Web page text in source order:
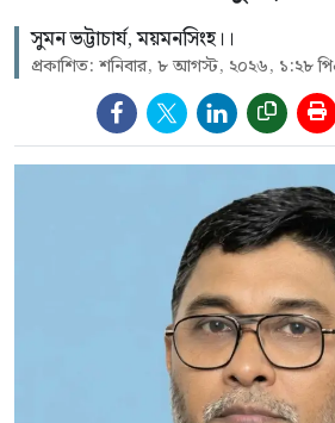
সুমন ভট্টাচার্য, ময়মনসিংহ।।
প্রকাশিত: শনিবার, ৮ আগস্ট, ২০২৬, ১:২৮